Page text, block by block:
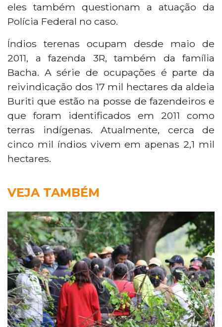
eles também questionam a atuação da
Polícia Federal no caso.
Índios terenas ocupam desde maio de
2011, a fazenda 3R, também da família
Bacha. A série de ocupações é parte da
reivindicação dos 17 mil hectares da aldeia
Buriti que estão na posse de fazendeiros e
que foram identificados em 2011 como
terras indígenas. Atualmente, cerca de
cinco mil índios vivem em apenas 2,1 mil
hectares.
VEJA TAMBÉM